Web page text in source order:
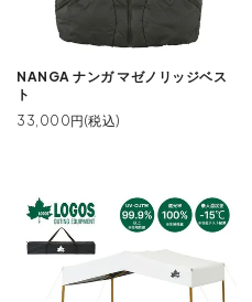
NANGA ナンガ マゼノリッジベス
ト
33,000円(税込)